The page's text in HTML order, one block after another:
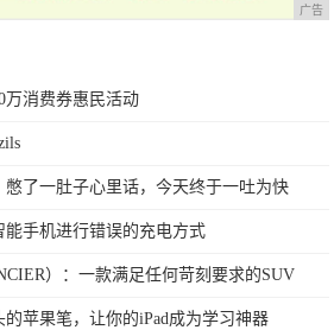
广告
万消费券惠民活动
憋了一肚子心里话，今天终于一吐为快
手机进行错误的充电方式
）：一款满足任何苛刻要求的SUV
苹果笔，让你的iPad成为学习神器